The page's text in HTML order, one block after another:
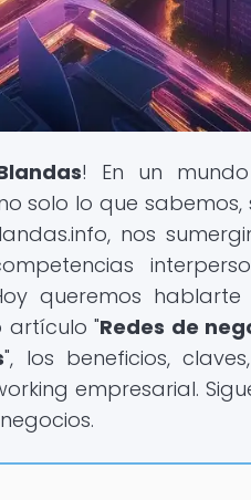
! En un
solo lo que
nos
queremos
artículo "Redes de
", los beneficios,
empresarial.